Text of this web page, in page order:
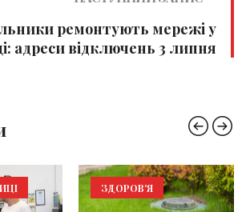
ремонтують мережі у
адреси відключень 3 липня
ЗДОРОВ'Я